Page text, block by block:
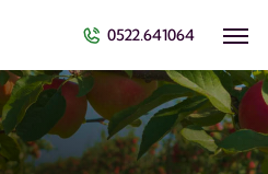
0522.641064